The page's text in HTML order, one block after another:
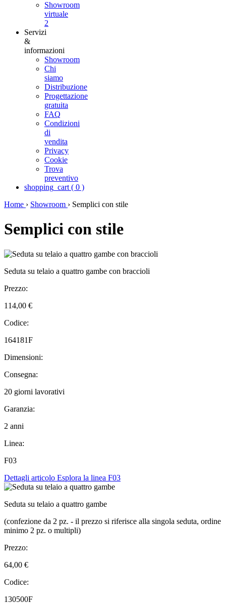
Showroom
virtuale
2
Servizi
&
informazioni
Showroom
Chi
siamo
Distribuzione
Progettazione
gratuita
FAQ
Condizioni
di
vendita
Privacy
Cookie
Trova
preventivo
shopping_cart ( 0 )
Home › Showroom › Semplici con stile
Semplici con stile
Seduta su telaio a quattro gambe con braccioli
Prezzo:
114,00 €
Codice:
164181F
Dimensioni:
Consegna:
20 giorni lavorativi
Garanzia:
2 anni
Linea:
F03
Dettagli articolo Esplora la linea F03
Seduta su telaio a quattro gambe
(confezione da 2 pz. - il prezzo si riferisce alla singola seduta, ordine
minimo 2 pz. o multipli)
Prezzo:
64,00 €
Codice:
130500F